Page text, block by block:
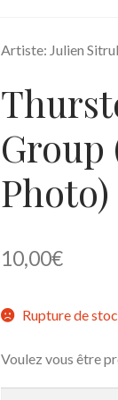
Artiste: Julien
Group
Photo)
10,00€
Rupture de
Voulez vous être